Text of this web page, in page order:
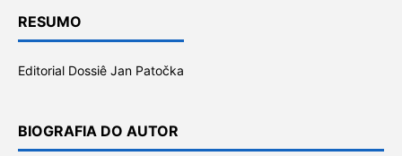
RESUMO
Editorial Dossiê Jan Patočka
BIOGRAFIA DO AUTOR